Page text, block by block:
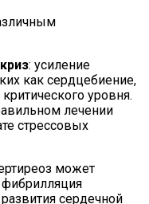
: усиление
как сердцебиение,
уровня.
лечении
стрессовых
может
фибрилляция
сердечной